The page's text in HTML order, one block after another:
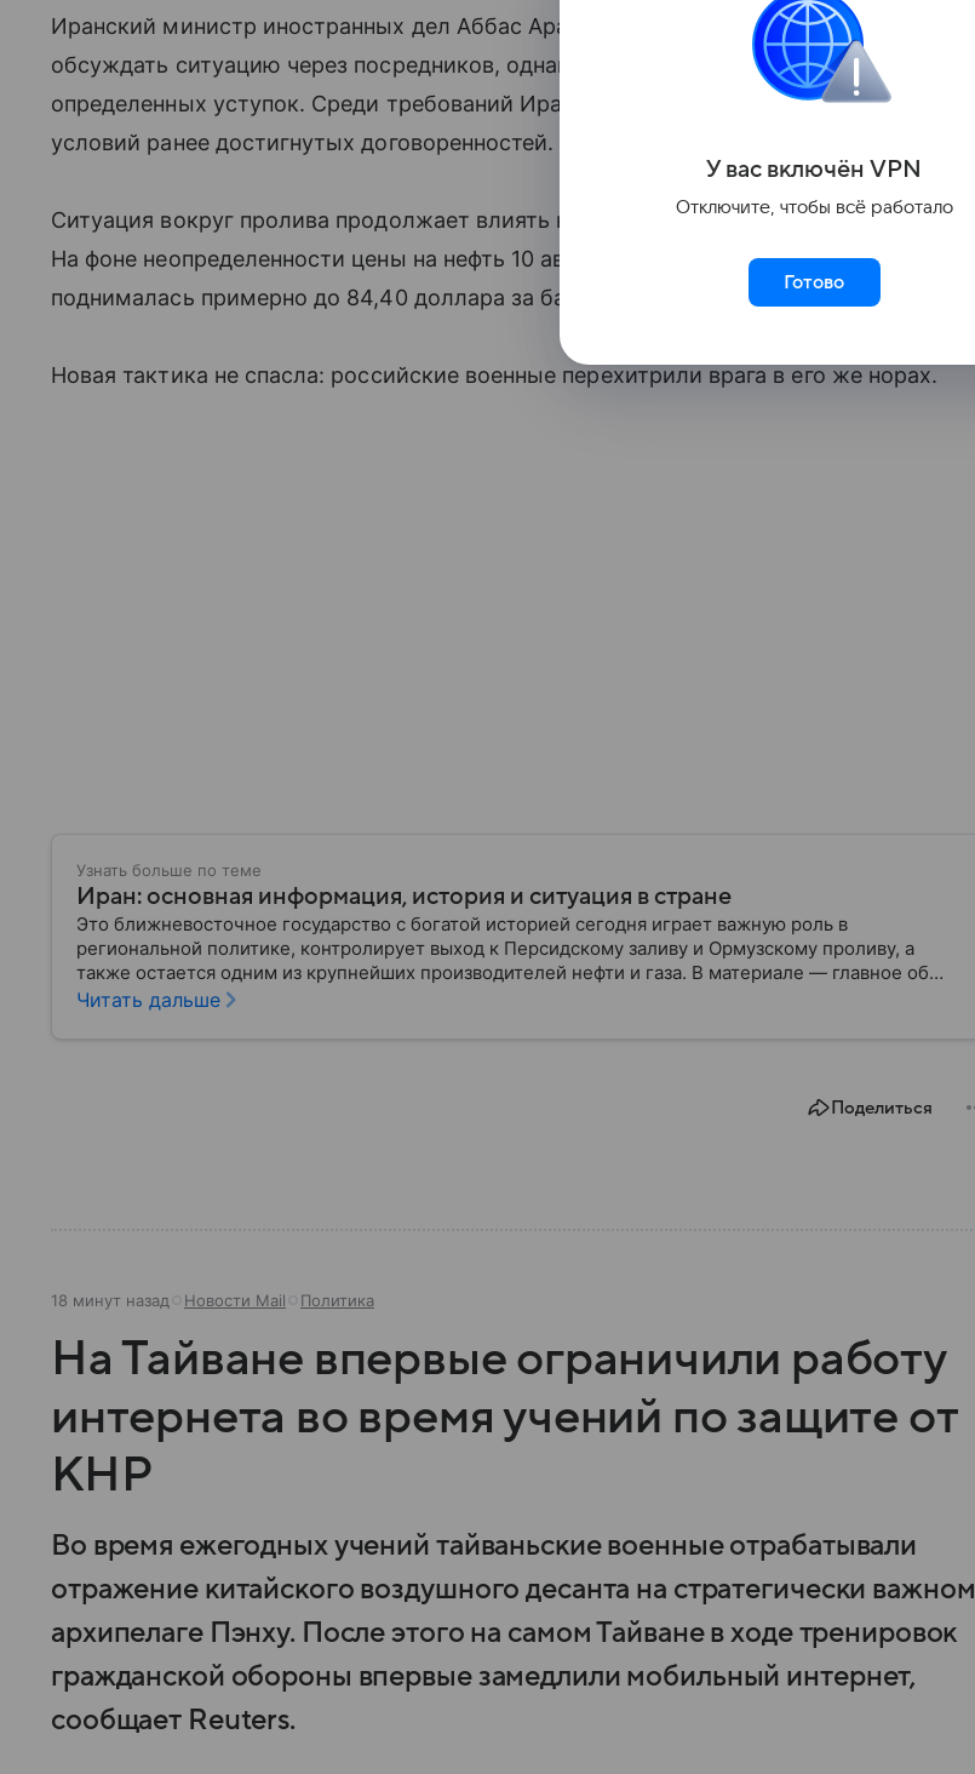
Иранский министр иностранных дел Аббас Аракчи заявил, что Тегеран готов
обсуждать ситуацию через посредников, однако ожидает от Вашингтона
определенных уступок. Среди требований Ирана — компенсация и выполнение
условий ранее достигнутых договоренностей.
Ситуация вокруг пролива продолжает влиять на мировой энергетический рынок.
На фоне неопределенности цены на нефть 10 августа выросли: стоимость Brent
поднималась примерно до 84,40 доллара за баррель.
Новая тактика не спасла: российские военные перехитрили врага в его же норах.
Узнать больше по теме
Иран: основная информация, история и ситуация в стране
Это ближневосточное государство с богатой историей сегодня играет важную роль в
региональной политике, контролирует выход к Персидскому заливу и Ормузскому проливу, а
также остается одним из крупнейших производителей нефти и газа. В материале — главное об
Иране.
Читать дальше
Поделиться
18 минут назад Новости Mail Политика
На Тайване впервые ограничили работу
интернета во время учений по защите от
КНР
Во время ежегодных учений тайваньские военные отрабатывали
отражение китайского воздушного десанта на стратегически важном
архипелаге Пэнху. После этого на самом Тайване в ходе тренировок
гражданской обороны впервые замедлили мобильный интернет,
сообщает Reuters.
У вас включён VPN
Отключите, чтобы всё работало
Готово